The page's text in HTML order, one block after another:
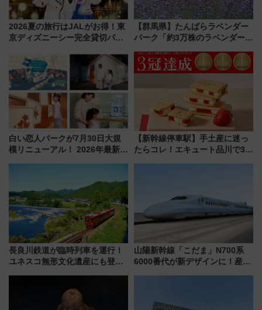
2026夏の旅行はJALがお得！東
京ディズニーシー完全貸切パー
ーン始まる 条件は「夏の国内
線に2回搭乗」
【群馬県】たんばらラベンダー
パーク「約3万株のラベンダー」
で都心から約1時間半で夏の絶景
を！
白い恋人パークが7月30日大規
模リニューアル！ 2026年最新の
【新幹線停車駅】手土産に迷っ
たらコレ！エキュート品川で3年
長良川鉄道が臨時列車を運行！
ユネスコ無形文化遺産にも登録
山陽新幹線「こだま」N700系
6000番代が新デザインに！産学